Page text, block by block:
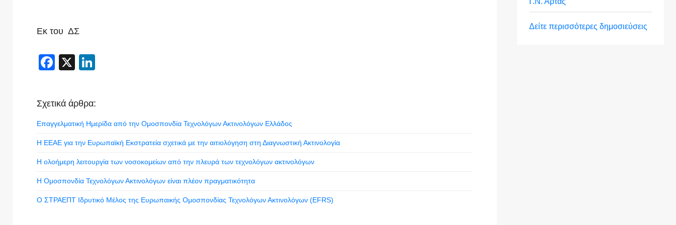
Εκ του ΔΣ
Facebook
X
Σχετικά άρθρα:
Επαγγελματική Ημερίδα από την Ομοσπονδία Τεχνολόγων Ακτινολόγων Ελλάδος
Η ΕΕΑΕ για την Ευρωπαϊκή Εκστρατεία σχετικά με την αιτιολόγηση στη Διαγνωστική Ακτινολογία
Η ολοήμερη λειτουργία των νοσοκομείων από την πλευρά των τεχνολόγων ακτινολόγων
Η Ομοσπονδία Τεχνολόγων Ακτινολόγων είναι πλέον πραγματικότητα
Ο ΣΤΡΑΕΠΤ Iδρυτικό Μέλος της Ευρωπαικής Ομοσπονδίας Τεχνολόγων Ακτινολόγων (EFRS)
Δείτε περισσότερες δημοσιεύσεις